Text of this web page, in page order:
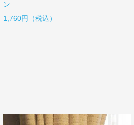
ン
1,760円（税込）